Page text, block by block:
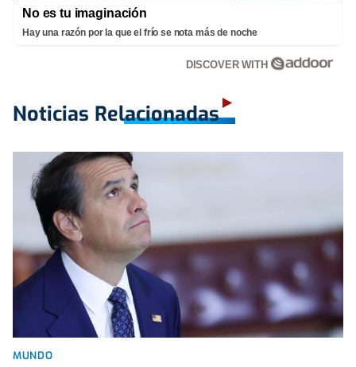
No es tu imaginación
Hay una razón por la que el frío se nota más de noche
DISCOVER WITH
Noticias Relacionadas
MUNDO